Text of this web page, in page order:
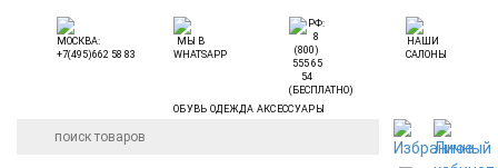
ОБУВЬ ОДЕЖДА АКСЕССУАРЫ